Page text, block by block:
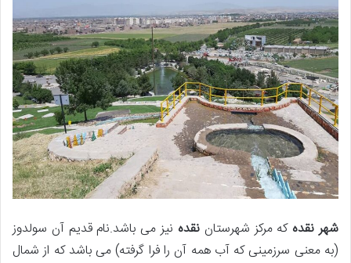
شهر نقده که مرکز شهرستان نقده نیز می باشد.نام قدیم آن سولدوز
(به معنی سرزمینی که آب همه آن را فرا گرفته) می باشد که از شمال